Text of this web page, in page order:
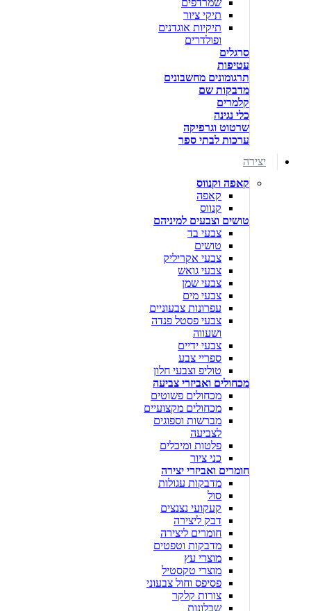
שמרדפים
תיקי ציור
תיקיות אוגדנים
ופולדרים
סרגלים
עטיפות
תרגומונים מחשבונים
מדבקות שם
קלמרים
כלי נגינה
שרטוט וגרפיקה
ערכות לבתי ספר
יצירה
קאפה וקנווס
קאפה
קנווס
טושים וצבעים למיניהם
צבעי בד
טושים
צבעי אקריליק
צבעי גואש
צבעי שמן
צבעי מים
עפרונות צבעוניים
צבעי פסטל פנדה
ושעווה
צבעי ידיים
ספריי צבע
טוליפ וצבעי חלון
מכחולים ואביזרי צביעה
מכחולים פשוטים
מכחולים מקצועיים
מברשות וספוגים
לצביעה
פלטות ומיכלים
כני ציור
חומרים ואביזרי יצירה
מדבקות עגולות
סול
קעקועי נצנצים
דבק ליצירה
חומרים ליצירה
מדבקות וטפטים
מוצרי עץ
מוצרי טקסטיל
פסיפס וחול צבעוני
צורות קלקר
שבלונות